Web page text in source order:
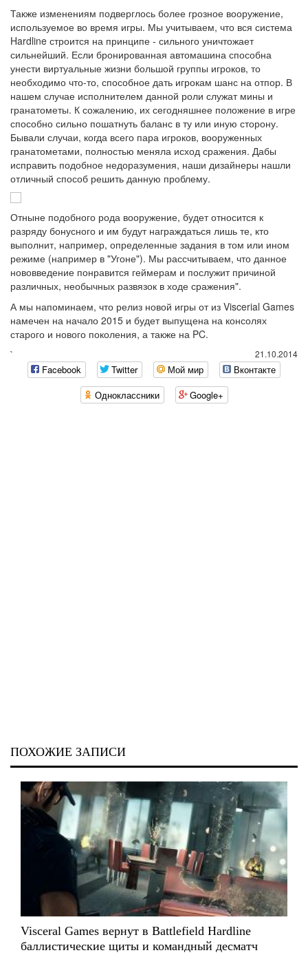
Также изменениям подверглось более грозное вооружение,
используемое во время игры. Мы учитываем, что вся система
Hardline строится на принципе - сильного уничтожает
сильнейший. Если бронированная автомашина способна
унести виртуальные жизни большой группы игроков, то
необходимо что-то, способное дать игрокам шанс на отпор. В
нашем случае исполнителем данной роли служат мины и
гранатометы. К сожалению, их сегодняшнее положение в игре
способно сильно пошатнуть баланс в ту или иную сторону.
Бывали случаи, когда всего пара игроков, вооруженных
гранатометами, полностью меняла исход сражения. Дабы
исправить подобное недоразумения, наши дизайнеры нашли
отличный способ решить данную проблему.
Отныне подобного рода вооружение, будет относится к
разряду бонусного и им будут награждаться лишь те, кто
выполнит, например, определенные задания в том или ином
режиме (например в "Угоне"). Мы рассчитываем, что данное
нововведение понравится геймерам и послужит причиной
различных, необычных развязок в ходе сражения".
А мы напоминаем, что релиз новой игры от из Viscerial Games
намечен на начало 2015 и будет выпущена на консолях
старого и нового поколения, а также на PC.
21.10.2014
`
Facebook Twitter Мой мир
Вконтакте
Одноклассники
Google+
ПОХОЖИЕ ЗАПИСИ
Visceral Games вернут в Battlefield Hardline
баллистические щиты и командный десматч